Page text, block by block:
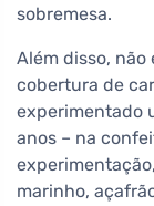
sobremesa.
Além disso, não
cobertura de
experimentado
anos – na
marinho,